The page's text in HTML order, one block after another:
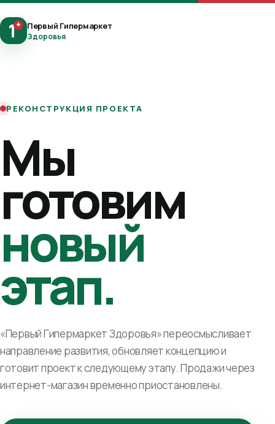
1+ Первый Гипермаркет
Здоровья
РЕКОНСТРУКЦИЯ ПРОЕКТА
Мы
готовим
новый
этап.
«Первый Гипермаркет Здоровья» переосмысливает
направление развития, обновляет концепцию и
готовит проект к следующему этапу. Продажи через
интернет-магазин временно приостановлены.